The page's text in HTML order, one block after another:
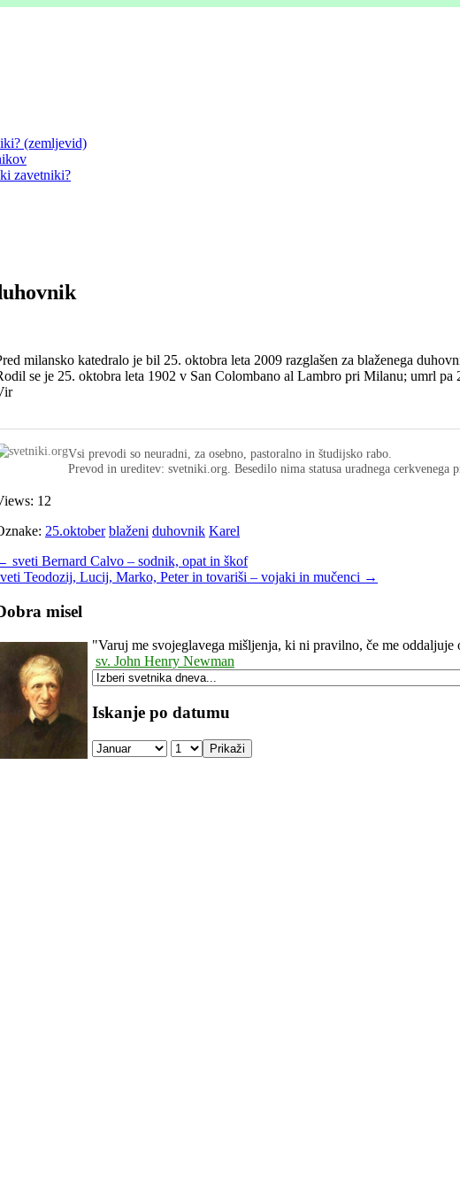
(zemljevid)
zavetniki?
milansko katedralo je bil 25. oktobra leta 2009 razglašen za blaženega
se je 25. oktobra leta 1902 v San Colombano al Lambro pri Milanu; umrl pa
Vsi prevodi so neuradni, za osebno, pastoralno in študijsko rabo.
Prevod in ureditev: svetniki.org. Besedilo nima statusa uradnega cerkvenega
12
25.oktober blaženi duhovnik Karel
sveti Bernard Calvo – sodnik, opat in škof
Teodozij, Lucij, Marko, Peter in tovariši – vojaki in mučenci →
misel
"Varuj me svojeglavega mišljenja, ki ni pravilno, če me
sv. John Henry Newman
Iskanje po datumu
Prikaži